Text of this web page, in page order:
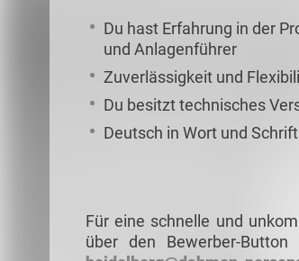
Du hast Erfahrung in der
und Anlagenführer
Zuverlässigkeit und
Du besitzt technisches
Deutsch in Wort und
Für eine schnelle und
über den Bewerber-